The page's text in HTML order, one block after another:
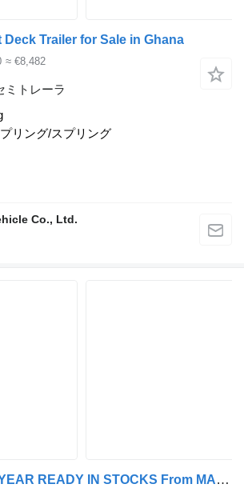
Deck Trailer for Sale in Ghana
≈ €8,482
ミトレーラ
リング/スプリング
Co., Ltd.
Lider NEW 2026 YEAR READY IN STOCKS From MANUFACTURER STOCK